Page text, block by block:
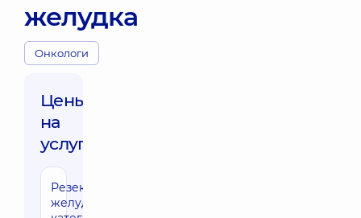
желудка
Онкологи
Цены
на
услуги:
Резекция
желудка 1